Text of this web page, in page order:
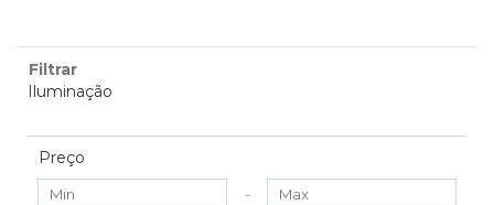
Filtrar
Iluminação
Preço
-